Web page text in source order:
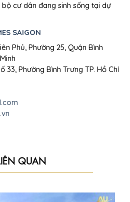
cư dân đang sinh sống tại dự
SAIGON
Phủ, Phường 25, Quận Bình
33, Phường Bình Trưng TP. Hồ Chí
QUAN